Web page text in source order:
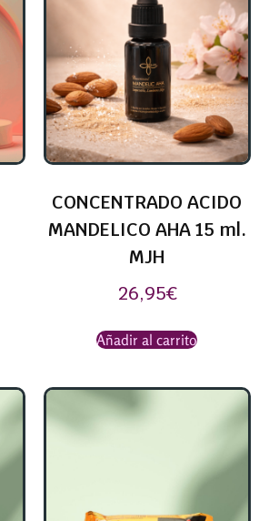
CONCENTRADO ACIDO
MANDELICO AHA 15 ml.
MJH
26,95€
Añadir al carrito